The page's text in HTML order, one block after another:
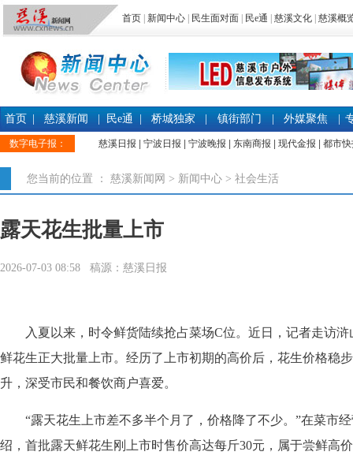
首页 新闻中心 民生面对面 民e通 慈溪文化 慈溪概
首页 慈溪新闻 民e通 桥城独家 镇街部门 外媒聚焦
数字电子报： 慈溪日报 宁波日报 宁波晚报 东南商报 现代金报 都市
您当前的位置 ： 慈溪新闻网 > 新闻中心 > 社会生活
露天花生批量上市
2026-07-03 08:58 稿源：慈溪日报
入夏以来，时令鲜货陆续抢占菜场C位。近日，记者走访浒
鲜花生正大批量上市。经历了上市初期的高价后，花生价格稳
升，深受市民和餐饮商户喜爱。
“露天花生上市差不多半个月了，价格降了不少。”在菜市经
绍，首批露天鲜花生刚上市时售价高达每斤30元，属于尝鲜高